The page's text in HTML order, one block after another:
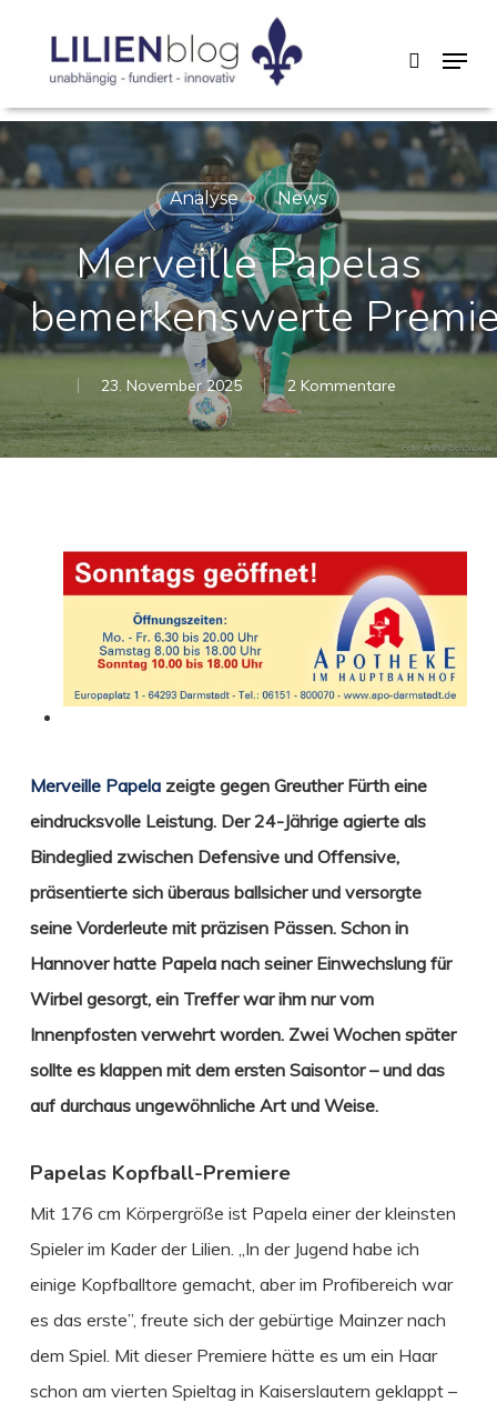
content
search
Menu
Analyse News
Merveille Papelas
bemerkenswerte
23. November 2025 2 Kommentare
Merveille Papelazeigte gegen Greuther Fürth eine
eindrucksvolle Leistung. Der 24-Jährige agierte als
Bindeglied zwischen Defensive und Offensive,
präsentierte sich überaus ballsicher und versorgte
seine Vorderleute mit präzisen Pässen. Schon in
Hannover hatte Papela nach seiner Einwechslung für
Wirbel gesorgt, ein Treffer war ihm nur vom
Innenpfosten verwehrt worden. Zwei Wochen später
sollte es klappen mit dem ersten Saisontor – und das
auf durchaus ungewöhnliche Art und Weise.
Papelas Kopfball-Premiere
Mit 176 cm Körpergröße ist Papela einer der kleinsten
Spieler im Kader der Lilien. „In der Jugend habe ich
einige Kopfballtore gemacht, aber im Profibereich war
es das erste”, freute sich der gebürtige Mainzer nach
dem Spiel. Mit dieser Premiere hätte es um ein Haar
schon am vierten Spieltag in Kaiserslautern geklappt –